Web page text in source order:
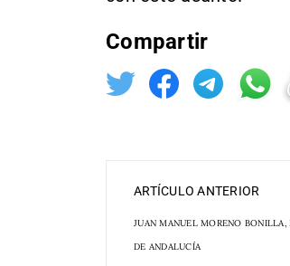
Compartir
ARTÍCULO ANTERIOR
JUAN MANUEL MORENO BONILLA,
DE ANDALUCÍA